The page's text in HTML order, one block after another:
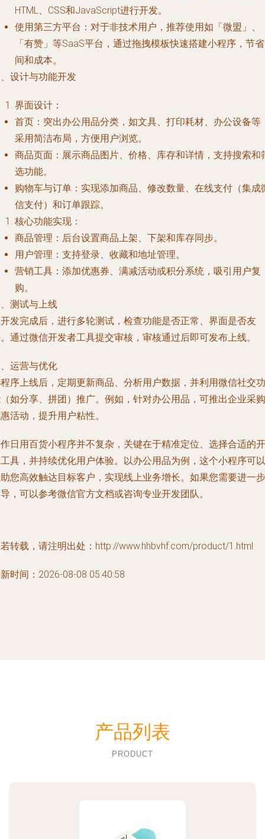
HTML、CSS和JavaScript进行开发。
使用第三方平台：对于非技术用户，推荐使用如「微盟」、
「有赞」等SaaS平台，通过拖拽模板快速搭建小程序，节
间和成本。
设计与功能开发
界面设计：
首页：突出办公用品分类，如文具、打印耗材、办公设备等
采用简洁布局，方便用户浏览。
商品页面：展示商品图片、价格、库存和详情，支持搜索和
选功能。
购物车与订单：实现添加商品、修改数量、在线支付（集成
信支付）和订单跟踪。
核心功能实现：
商品管理：后台设置商品上架、下架和库存同步。
用户管理：支持登录、收藏和地址管理。
营销工具：添加优惠券、满减活动或积分系统，吸引用户复
购。
测试与上线
发完成后，进行多轮测试，检查功能是否正常、界面是否友
通过微信开发者工具提交审核，审核通过后即可发布上线。
运营与优化
序上线后，定期更新商品、分析用户数据，并利用微信社交功
如分享、拼团）推广。例如，针对办公用品，可推出企业采购
活动，提升用户粘性。
日用百货小程序并不复杂，关键在于精准定位、选择合适的开
具，并持续优化用户体验。以办公用品为例，这个小程序可以
您高效触达目标客户，实现线上业务增长。如果您需要进一步
，可以参考微信官方文档或咨询专业开发团队。
转载，请注明出处：http://www.hhbvhf.com/product/1.html
时间：2026-08-08 05:40:58
产品列表
PRODUCT